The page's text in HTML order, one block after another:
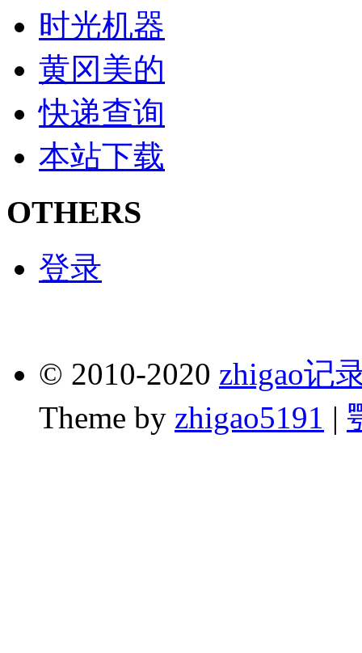
时光机器
黄冈美的
快递查询
本站下载
OTHERS
登录
© 2010-2020 zhigao记
Theme by zhigao5191 |